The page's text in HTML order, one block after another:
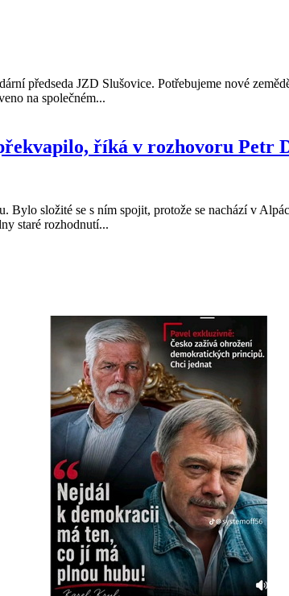
předseda JZD Slušovice. Potřebujeme nové
na společném...
říká v rozhovoru Petr
složité se s ním spojit, protože se nachází v
staré rozhodnutí...